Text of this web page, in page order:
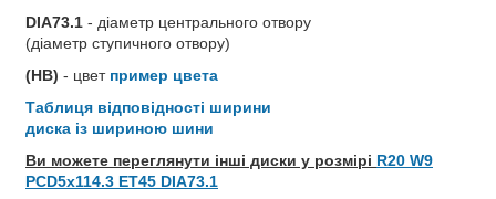
DIA73.1 - діаметр центрального отвору
(діаметр ступичного отвору)
(HB) - цвет пример цвета
Таблиця відповідності ширини
диска із шириною шини
Ви можете переглянути інші диски у розмірі R20 W9
PCD5x114.3 ET45 DIA73.1